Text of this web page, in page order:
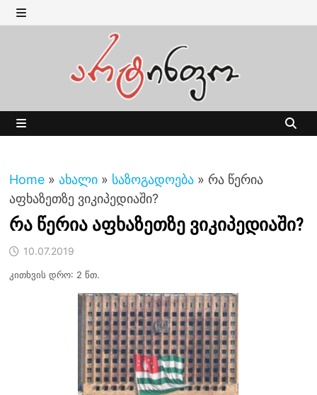
Skip
to MENU
Home » ახალი » საზოგადოება » რა წერია
აფხაზეთზე ვიკიპედიაში?
რა წერია აფხაზეთზე ვიკიპედიაში?
10.07.2019
კითხვის დრო: 2 წთ.